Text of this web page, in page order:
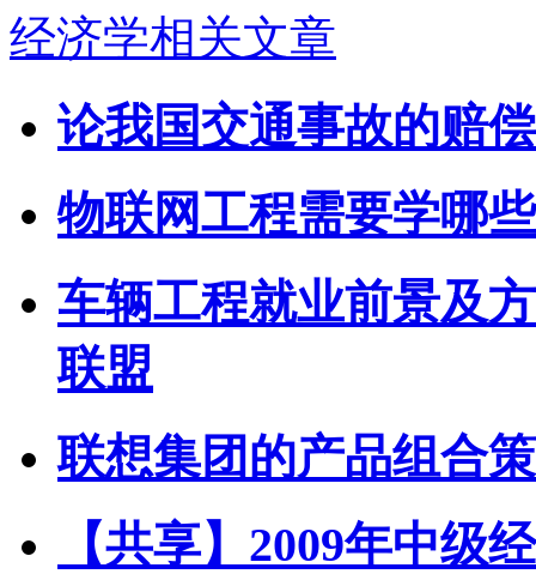
经济学相关文章
论我国交通事故的赔
物联网工程需要学哪
车辆工程就业前景及
联盟
联想集团的产品组合
【共享】2009年中级